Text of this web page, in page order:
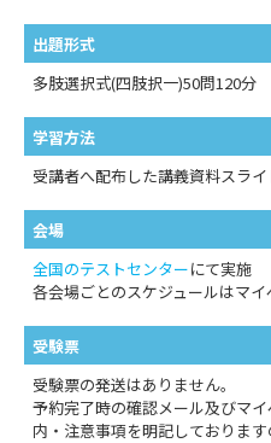
出題形式
多肢選択式(四肢択一)50問120分
学習方法
受講者へ配布した講義資料スライ
会場
全国のテストセンターにて実施
各会場ごとのスケジュールはマイ
受験票
受験票の発送はありません。
予約完了時の確認メール及びマ
内・注意事項を明記しております